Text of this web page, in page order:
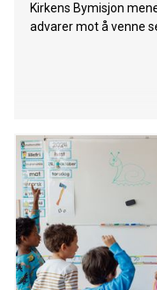
Kirkens Bymisjon
advarer mot å venne